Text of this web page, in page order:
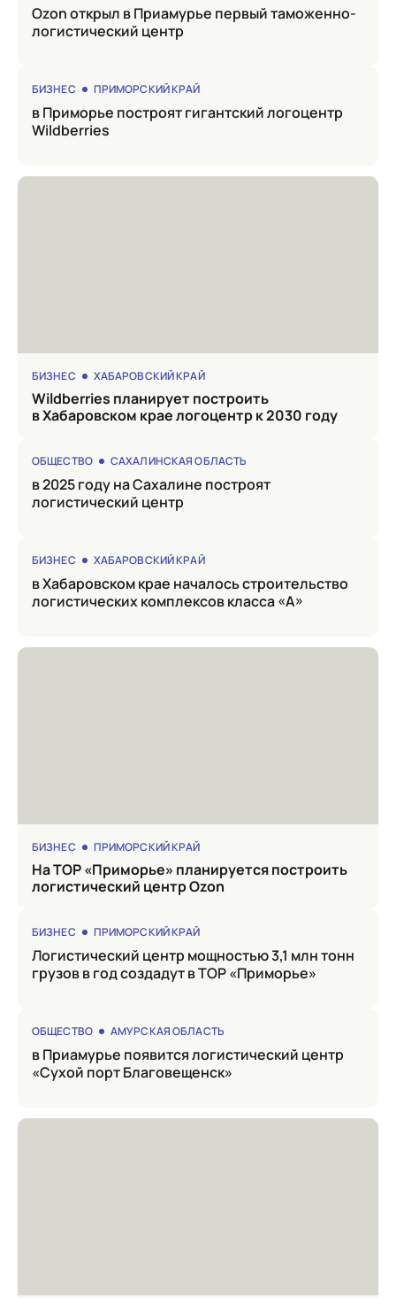
Ozon открыл в Приамурье первый таможенно-
логистический центр
БИЗНЕС ПРИМОРСКИЙ КРАЙ
в Приморье построят гигантский логоцентр
Wildberries
БИЗНЕС ХАБАРОВСКИЙ КРАЙ
Wildberries планирует построить
в Хабаровском крае логоцентр к 2030 году
ОБЩЕСТВО САХАЛИНСКАЯ ОБЛАСТЬ
в 2025 году на Сахалине построят
логистический центр
БИЗНЕС ХАБАРОВСКИЙ КРАЙ
в Хабаровском крае началось строительство
логистических комплексов класса «А»
БИЗНЕС ПРИМОРСКИЙ КРАЙ
на ТОР «Приморье» планируется построить
логистический центр Ozon
БИЗНЕС ПРИМОРСКИЙ КРАЙ
Логистический центр мощностью 3,1 млн тонн
грузов в год создадут в ТОР «Приморье»
ОБЩЕСТВО АМУРСКАЯ ОБЛАСТЬ
в Приамурье появится логистический центр
«Сухой порт Благовещенск»